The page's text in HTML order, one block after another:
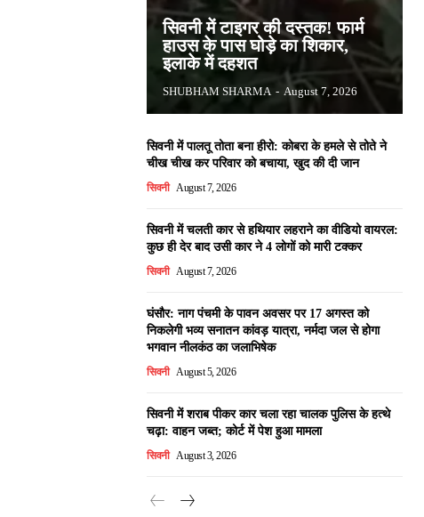
सिवनी में टाइगर की दस्तक! फार्म
हाउस के पास घोड़े का शिकार,
इलाके में दहशत
SHUBHAM SHARMA - August 7, 2026
सिवनी में पालतू तोता बना हीरो: कोबरा के हमले से तोते ने
चीख चीख कर परिवार को बचाया, खुद की दी जान
सिवनी August 7, 2026
सिवनी में चलती कार से हथियार लहराने का वीडियो वायरल:
कुछ ही देर बाद उसी कार ने 4 लोगों को मारी टक्कर
सिवनी August 7, 2026
घंसौर: नाग पंचमी के पावन अवसर पर 17 अगस्त को
निकलेगी भव्य सनातन कांवड़ यात्रा, नर्मदा जल से होगा
भगवान नीलकंठ का जलाभिषेक
सिवनी August 5, 2026
सिवनी में शराब पीकर कार चला रहा चालक पुलिस के हत्थे
चढ़ा: वाहन जब्त; कोर्ट में पेश हुआ मामला
सिवनी August 3, 2026